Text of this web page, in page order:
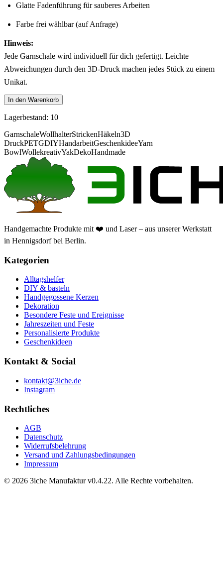
Glatte Fadenführung für sauberes Arbeiten
Farbe frei wählbar (auf Anfrage)
Hinweis:
Jede Garnschale wird individuell für dich gefertigt. Leichte
Abweichungen durch den 3D-Druck machen jedes Stück zu einem
Unikat.
In den Warenkorb
Lagerbestand: 10
GarnschaleWollhalterStrickenHäkeln3D
DruckPETGDIYHandarbeitGeschenkideeYarn
BowlWollekreativYakDekoHandmade
Handgemachte Produkte mit ❤️ und Laser – aus unserer Werkstatt
in Hennigsdorf bei Berlin.
Kategorien
Alltagshelfer
DIY & basteln
Handgegossene Kerzen
Dekoration
Besondere Feste und Ereignisse
Jahreszeiten und Feste
Personalisierte Produkte
Geschenkideen
Kontakt & Social
kontakt@3iche.de
Instagram
Rechtliches
AGB
Datenschutz
Widerrufsbelehrung
Versand und Zahlungsbedingungen
Impressum
© 2026 3iche Manufaktur v0.4.22. Alle Rechte vorbehalten.